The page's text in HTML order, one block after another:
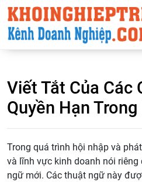
Viết Tắt Của Các
Quyền Hạn
Trong quá trình hội nhập và
và lĩnh vực kinh doanh nói
ngữ mới. Các thuật ngữ này